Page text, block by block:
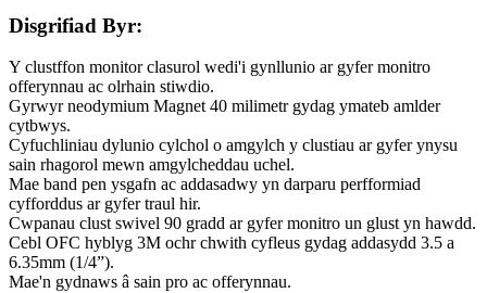
Disgrifiad Byr:
Y clustffon monitor clasurol wedi'i gynllunio ar gyfer monitro
offerynnau ac olrhain stiwdio.
Gyrwyr neodymium Magnet 40 milimetr gydag ymateb amlder
cytbwys.
Cyfuchliniau dylunio cylchol o amgylch y clustiau ar gyfer ynysu
sain rhagorol mewn amgylcheddau uchel.
Mae band pen ysgafn ac addasadwy yn darparu perfformiad
cyfforddus ar gyfer traul hir.
Cwpanau clust swivel 90 gradd ar gyfer monitro un glust yn hawdd.
Cebl OFC hyblyg 3M ochr chwith cyfleus gydag addasydd 3.5 a
6.35mm (1/4”).
Mae'n gydnaws â sain pro ac offerynnau.